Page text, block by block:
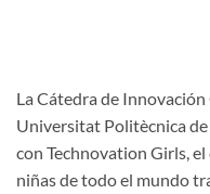
La Cátedra de
Universitat Politècnica
con Technovation Girls,
niñas de todo el mundo